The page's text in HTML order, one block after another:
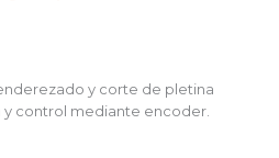
y corte de pletina
control mediante encoder.